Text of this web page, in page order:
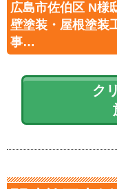
広島市佐伯区 N様
壁塗装・屋根塗装
事…
ク